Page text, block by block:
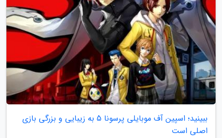
ببینید؛ اسپین آف موبایلی پرسونا 5 به زیبایی و بزرگی بازی
اصلی است